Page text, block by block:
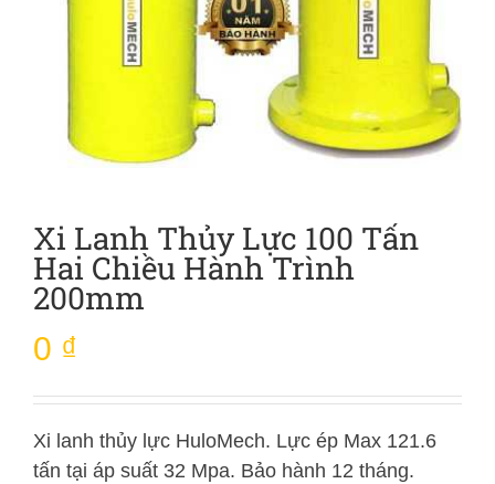
Xi Lanh Thủy Lực 100 Tấn
Hai Chiều Hành Trình
200mm
0 ₫
Xi lanh thủy lực HuloMech. Lực ép Max 121.6
tấn tại áp suất 32 Mpa. Bảo hành 12 tháng.